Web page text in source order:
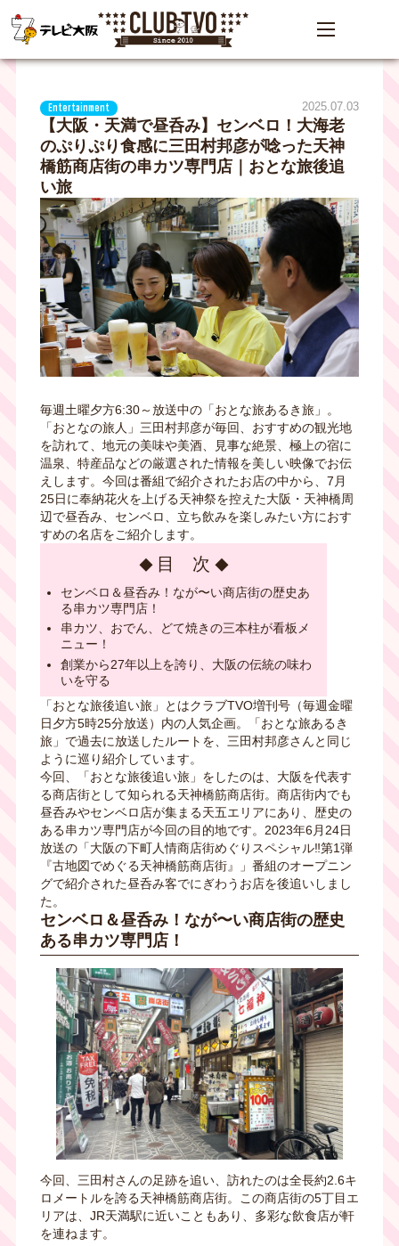
Entertainment 2025.07.03
【大阪・天満で昼呑み】センベロ！大海老
のぷりぷり食感に三田村邦彦が唸った天神
橋筋商店街の串カツ専門店｜おとな旅後追
い旅
毎週土曜夕方6:30～放送中の「おとな旅あるき旅」。
「おとなの旅人」三田村邦彦が毎回、おすすめの観光地
を訪れて、地元の美味や美酒、見事な絶景、極上の宿に
温泉、特産品などの厳選された情報を美しい映像でお伝
えします。今回は番組で紹介されたお店の中から、7月
25日に奉納花火を上げる天神祭を控えた大阪・天神橋周
辺で昼呑み、センベロ、立ち飲みを楽しみたい方におす
すめの名店をご紹介します。
目 次
センベロ＆昼呑み！なが〜い商店街の歴史あ
る串カツ専門店！
串カツ、おでん、どて焼きの三本柱が看板メ
ニュー！
創業から27年以上を誇り、 大阪の伝統の味わ
いを守る
「おとな旅後追い旅」とはクラブTVO増刊号（毎週金曜
日夕方5時25分放送）内の人気企画。「おとな旅あるき
旅」で過去に放送したルートを、三田村邦彦さんと同じ
ように巡り紹介しています。
今回、「おとな旅後追い旅」をしたのは、大阪を代表す
る商店街として知られる天神橋筋商店街。商店街内でも
昼呑みやセンベロ店が集まる天五エリアにあり、歴史の
ある串カツ専門店が今回の目的地です。 2023年6月 24日
放送の「大阪の下町人情商店街めぐりスペシャル‼第1弾
『古地図でめぐる天神橋筋商店街』」番組のオープニン
グで紹介された昼呑み客でにぎわうお店を後追いしまし
た。
センベロ＆昼呑み！なが〜い商店街の歴史
ある串カツ専門店！
今回、三田村さんの足跡を追い、訪れたのは全長約2.6キ
ロメートルを誇る天神橋筋商店街。 この商店街の5丁目エ
リアは、 JR天満駅に近いこともあり、多彩な飲食店が軒
を連ねます。